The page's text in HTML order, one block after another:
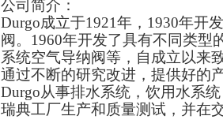
公司简介：
Durgo成立于1921年，1930年开
阀。1960年开发了具有不同类型
系统空气导纳阀等，自成立以来
通过不断的研究改进，提供好的
Durgo从事排水系统，饮用水系
瑞典工厂生产和质量测试，并在